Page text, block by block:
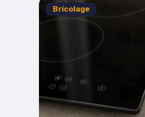
Bricolage